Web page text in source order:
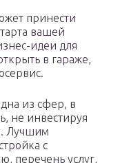
принести
вашей
идеи для
в гараже,
из сфер, в
не инвестируя
Лучшим
с
перечень услуг,